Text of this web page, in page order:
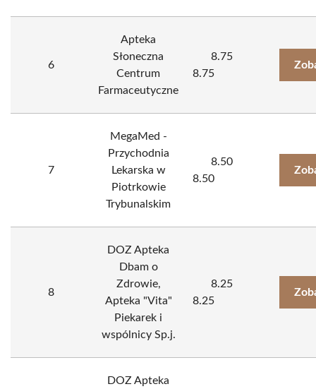
6
Apteka
Słoneczna
Centrum
Farmaceutyczne
8.75
8.75
7
MegaMed -
Przychodnia
Lekarska w
Piotrkowie
Trybunalskim
8.50
8.50
8
DOZ Apteka
Dbam o
Zdrowie,
Apteka "Vita"
Piekarek i
wspólnicy Sp.j.
8.25
8.25
DOZ Apteka